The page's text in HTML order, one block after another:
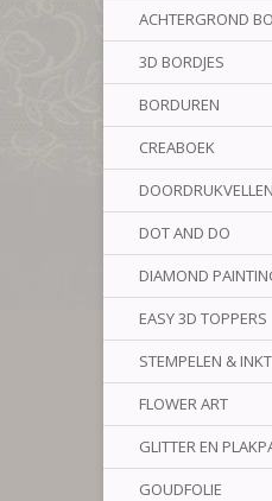
ACHTERGROND
3D BORDJES
BORDUREN
CREABOEK
DOORDRUKVELLEN
DOT AND DO
DIAMOND
EASY 3D TOPPERS
STEMPELEN & INKT
FLOWER ART
GLITTER EN
GOUDFOLIE